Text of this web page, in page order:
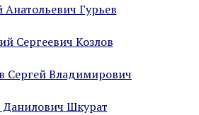
Анатольевич Гурьев
Сергеевич Козлов
Сергей Владимирович
Данилович Шкурат